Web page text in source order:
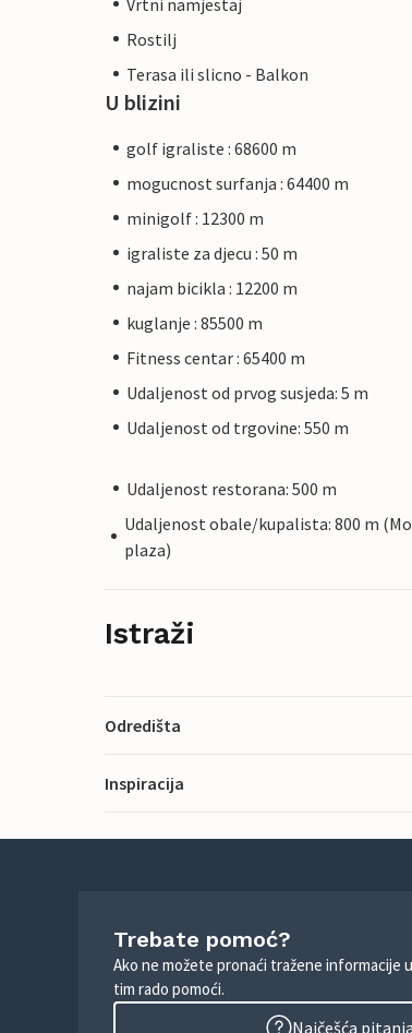
Rostilj
Terasa ili slicno - Balkon
U blizini
golf igraliste : 68600 m
mogucnost surfanja : 64400 m
minigolf : 12300 m
igraliste za djecu : 50 m
najam bicikla : 12200 m
kuglanje : 85500 m
Fitness centar : 65400 m
Udaljenost od prvog susjeda: 5 m
Udaljenost od trgovine: 550 m
Udaljenost restorana: 500 m
Udaljenost obale/kupalista: 800 m
plaza)
Istraži
Odredišta
Inspiracija
Trebate pomoć?
Ako ne možete pronaći tražene informacije
tim rado pomoći.
Najčešća